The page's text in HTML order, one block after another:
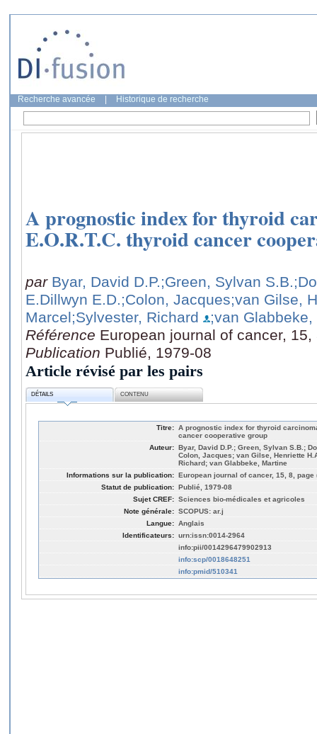
Recherche avancée Historique de recherche
A prognostic index for thyroid
E.O.R.T.C. thyroid cancer
par Byar, David D.P.;Green, Sylvan S.B.
E.Dillwyn E.D.;Colon, Jacques;van Gilse,
Marcel;Sylvester, Richard
;van
Référence European journal of cancer,
Publication Publié, 1979-08
Article révisé par les pairs
DÉTAILS CONTENU
Titre: A prognostic index for thyroid
cancer cooperative group
Auteur: Byar, David D.P.; Green, Sylvan S.B.;
Colon, Jacques; van Gilse, Henriette
Richard; van Glabbeke, Martine
Informations sur la publication: European journal of cancer, 15, 8, page
Statut de publication: Publié, 1979-08
Sujet CREF: Sciences bio-médicales et agricoles
Note générale: SCOPUS: ar.j
Langue: Anglais
Identificateurs: urn:issn:0014-2964
info:pii/0014296479902913
info:scp/0018648251
info:pmid/510341